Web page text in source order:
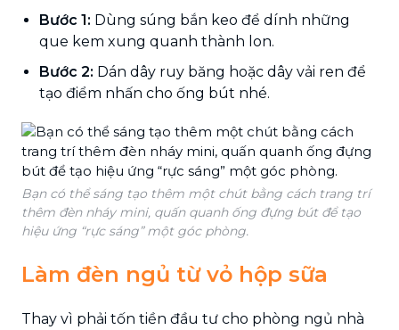
Bước 1: Dùng súng bắn keo để dính những
que kem xung quanh thành lon.
Bước 2: Dán dây ruy băng hoặc dây vải ren để
tạo điểm nhấn cho ống bút nhé.
Bạn có thể sáng tạo thêm một chút bằng cách trang trí
thêm đèn nháy mini, quấn quanh ống đựng bút để tạo
hiệu ứng “rực sáng” một góc phòng.
Làm đèn ngủ từ vỏ hộp sữa
Thay vì phải tốn tiền đầu tư cho phòng ngủ nhà